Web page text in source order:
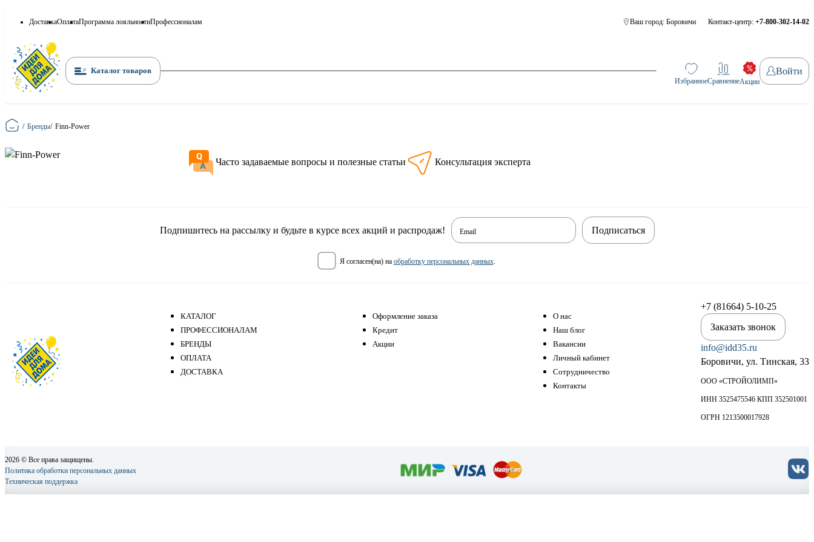
ДоставкаОплатаПрограмма лояльностиПрофессионалам Ваш город: Боровичи Контакт-центр: +7-800-302-14-02
Каталог товаров
ИзбранноеСравнениеАкции
Войти
Главная
/ Бренды/ Finn-Power
Часто задаваемые вопросы и полезные статьи Консультация эксперта
Подпишитесь на рассылку и будьте в курсе всех акций и распродаж! Email
я согласен(на) на обработку персональных данных.
Подписаться
КАТАЛОГ
ПРОФЕССИОНАЛАМ
БРЕНДЫ
ОПЛАТА
ДОСТАВКА
Оформление заказа
Кредит
Акции
О нас
Наш блог
Вакансии
Личный кабинет
Сотрудничество
Контакты
+7 (81664) 5-10-25
Заказать звонок
info@idd35.ru
Боровичи, ул. Тинская, 33
ООО «СТРОЙОЛИМП»
ИНН 3525475546 КПП 352501001
ОГРН 1213500017928
2026 © Все права защищены.
Политика обработки персональных данных
Техническая поддержка